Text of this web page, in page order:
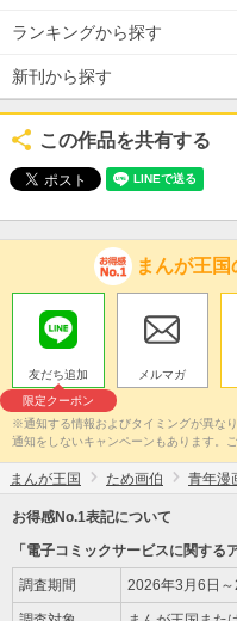
ランキングから探す
新刊から探す
この作品を共有する
まんが王
友だち追加
限定クーポン
メルマガ
※通知する情報およびタイミングが異な
通知をしないキャンペーンもあります。ご
まんが王国 ため画伯 青年漫
お得感No.1表記について
「電子コミックサービスに関する
調査期間 2026年3月6日